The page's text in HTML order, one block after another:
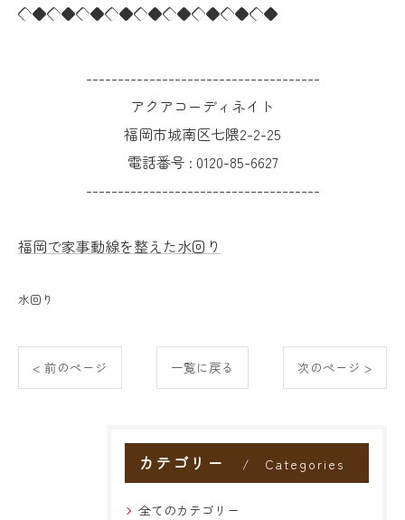
◇◆◇◆◇◆◇◆◇◆◇◆◇◆◇◆◇◆
-------------------------------------
アクアコーディネイト
福岡市城南区七隈2-2-25
電話番号 : 0120-85-6627
-------------------------------------
福岡で家事動線を整えた水回り
水回り
< 前のページ 一覧に戻る 次のページ >
カテゴリー Categories
全てのカテゴリー